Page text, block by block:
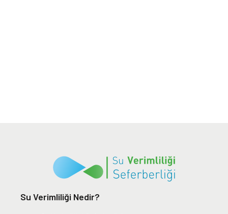
Su Verimliliği Nedir?